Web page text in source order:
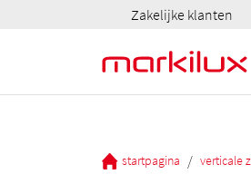
Zakelijke klanten
startpagina / verticale